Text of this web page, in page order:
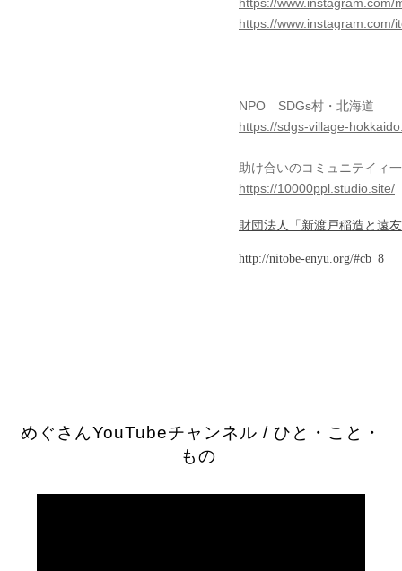
https://www.instagram.com/
NPO SDGs村・北海道
https://sdgs-village-
助け合いのコミュニテイィ
https://10000ppl.studio.site/
財団法人「新渡戸稲造と遠
http://nitobe-enyu.org/#cb_8
めぐさんYouTubeチャンネル / ひと・こと・
もの